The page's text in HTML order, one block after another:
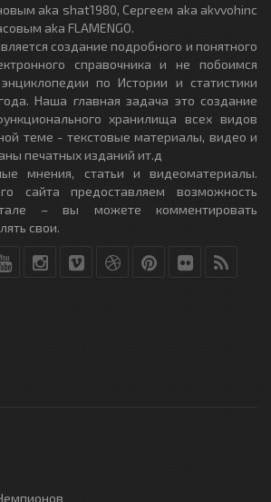
aka shat1980, Сергеем aka akvvohinc
aka FLAMENGO.
создание подробного и понятного
справочника и не побоимся
по Истории и статистики
Наша главная задача это создание
хранилища всех видов
теме - текстовые материалы, видео и
печатных изданий ит.д
мнения, статьи и видеоматериалы.
сайта предоставляем возможность
– вы можете комментировать
свои.